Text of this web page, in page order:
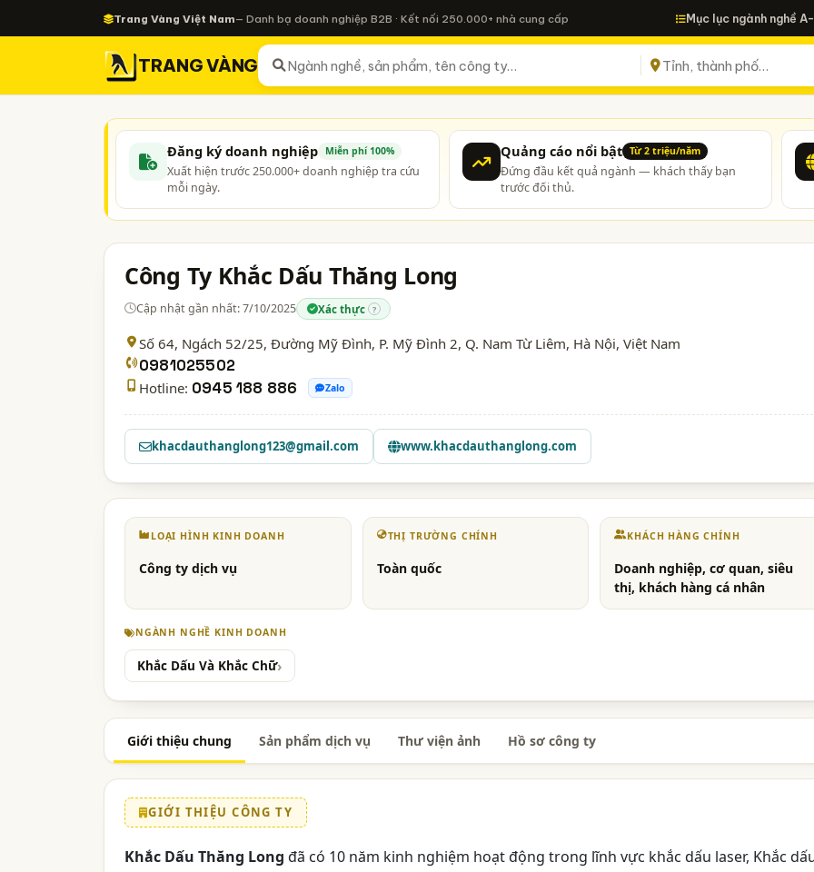
Trang Vàng Việt Nam— Danh bạ doanh nghiệp B2B · Kết nối 250.000+ nhà cung cấp Mục lục ngành nghề
TRANG VÀNG
Đăng ký doanh nghiệp Miễn phí 100%
Xuất hiện trước 250.000+ doanh nghiệp tra cứu
mỗi ngày.
Quảng cáo nổi bật Từ 2 triệu/năm
Đứng đầu kết quả ngành — khách thấy bạn
trước đối thủ.
Công Ty Khắc Dấu Thăng Long
Cập nhật gần nhất: 7/10/2025 Xác thực ?
Số 64, Ngách 52/25, Đường Mỹ Đình, P. Mỹ Đình 2, Q. Nam Từ Liêm, Hà Nội, Việt Nam
0981025502
Hotline: 0945 188 886 Zalo
khacdauthanglong123@gmail.com www.khacdauthanglong.com
LOẠI HÌNH KINH DOANH
Công ty dịch vụ
THỊ TRƯỜNG CHÍNH
Toàn quốc
KHÁCH HÀNG CHÍNH
Doanh nghiệp, cơ quan, siêu
thị, khách hàng cá nhân
NGÀNH NGHỀ KINH DOANH
Khắc Dấu Và Khắc Chữ
Giới thiệu chung Sản phẩm dịch vụ Thư viện ảnh Hồ sơ công ty
GIỚI THIỆU CÔNG TY
Khắc Dấu Thăng Long đã có 10 năm kinh nghiệm hoạt động trong lĩnh vực khắc dấu laser, Khắc